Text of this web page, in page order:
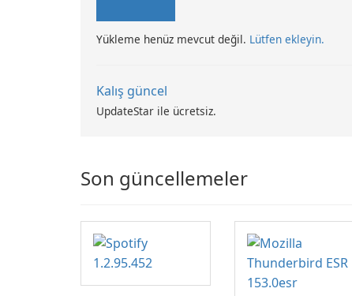
Yükleme henüz mevcut değil. Lütfen ekleyin.
Kalış güncel
UpdateStar ile ücretsiz.
Son güncellemeler